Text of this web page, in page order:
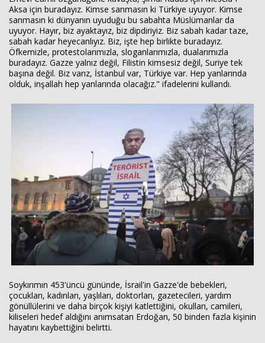
Aksa için buradayız. Kimse sanmasın ki Türkiye uyuyor. Kimse
sanmasın ki dünyanın uyuduğu bu sabahta Müslümanlar da
uyuyor. Hayır, biz ayaktayız, biz dipdiriyiz. Biz sabah kadar taze,
sabah kadar heyecanlıyız. Biz, işte hep birlikte buradayız.
Öfkemizle, protestolarımızla, sloganlarımızla, dualarımızla
buradayız. Gazze yalnız değil, Filistin kimsesiz değil, Suriye tek
başına değil. Biz varız, İstanbul var, Türkiye var. Hep yanlarında
olduk, inşallah hep yanlarında olacağız." ifadelerini kullandı.
Soykırımın 453'üncü gününde, İsrail'in Gazze'de bebekleri,
çocukları, kadınları, yaşlıları, doktorları, gazetecileri, yardım
gönüllülerini ve daha birçok kişiyi katlettiğini, okulları, camileri,
kiliseleri hedef aldığını anımsatan Erdoğan, 50 binden fazla kişinin
hayatını kaybettiğini belirtti.